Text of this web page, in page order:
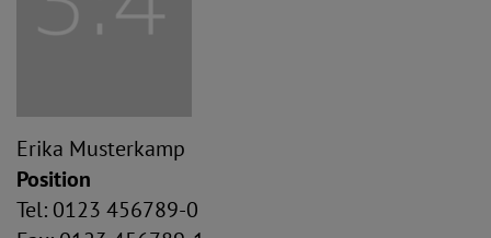
Erika Musterkamp
Position
Tel: 0123 456789-0